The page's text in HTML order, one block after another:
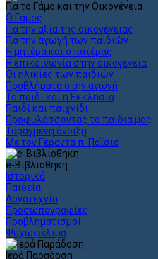
Για το Γάμο και την Οικογένεια
Ο Γάμος
Για την αξία της οικογένειας
Για την αγωγή των παιδιών
Η μητέρα και ο πατέρας
Η επικοινωνία στην οικογένεια
Οι ηλικίες των παιδιών
Προβλήματα στην αγωγή
Το παιδί και η Εκκλησία
Παιδί και παιχνίδι
Προφυλάσσοντας τα παιδιά μας
Ταραγμένη άνοιξη
Με τον Γέροντα π. Παϊσιο
e-Βιβλιοθηκη
Ιστορικά
Παιδεία
Λογοτεχνία
Προσωπογραφίες
Προβληματισμοί
Ψυχωφέλιμα
Ιερά Παράδοση